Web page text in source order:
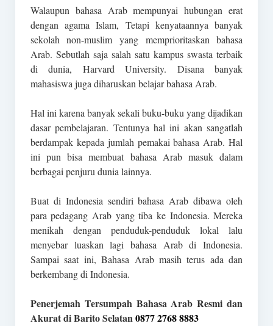
Walaupun bahasa Arab mempunyai hubungan erat
dengan agama Islam, Tetapi kenyataannya banyak
sekolah non-muslim yang memprioritaskan bahasa
Arab. Sebutlah saja salah satu kampus swasta terbaik
di dunia, Harvard University. Disana banyak
mahasiswa juga diharuskan belajar bahasa Arab.
Hal ini karena banyak sekali buku-buku yang dijadikan
dasar pembelajaran. Tentunya hal ini akan sangatlah
berdampak kepada jumlah pemakai bahasa Arab. Hal
ini pun bisa membuat bahasa Arab masuk dalam
berbagai penjuru dunia lainnya.
Buat di Indonesia sendiri bahasa Arab dibawa oleh
para pedagang Arab yang tiba ke Indonesia. Mereka
menikah dengan penduduk-penduduk lokal lalu
menyebar luaskan lagi bahasa Arab di Indonesia.
Sampai saat ini, Bahasa Arab masih terus ada dan
berkembang di Indonesia.
Penerjemah Tersumpah Bahasa Arab Resmi dan
Akurat di Barito Selatan0877 2768 8883